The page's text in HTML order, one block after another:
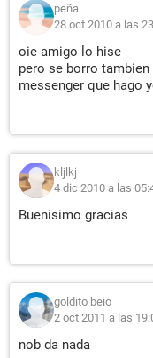
peña
28 oct 2010 a las
oie amigo lo hise
pero se borro
messenger que hago
kljlkj
4 dic 2010 a las
Buenisimo gracias
goldito beio
2 oct 2011 a las
nob da nada